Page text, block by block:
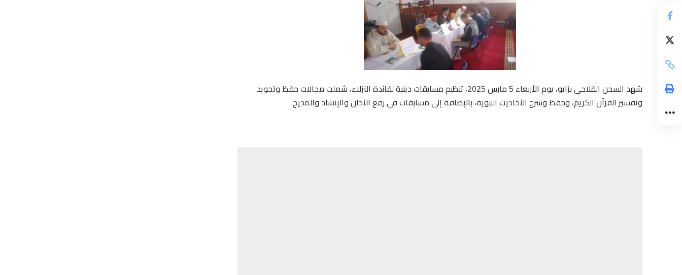
شهد السجن الفلاحي بزايو، يوم الأربعاء 5 مارس 2025، تنظيم مسابقات دينية لفائدة النزلاء، شملت مجالات حفظ وتجويد
وتفسير القرآن الكريم، وحفظ وشرح الأحاديث النبوية، بالإضافة إلى مسابقات في رفع الأذان والإنشاد والمديح.